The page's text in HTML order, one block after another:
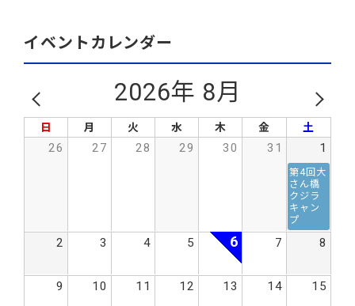
イベントカレンダー
2026年 8月
日 月 火 水 木 金 土
26 27 28 29 30 31 1
第4回大
さん橋
クジラ
キャン
プ
2 3 4 5 6 7 8
9 10 11 12 13 14 15